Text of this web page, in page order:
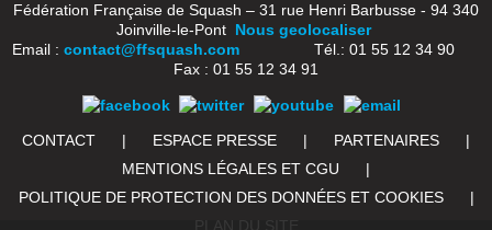
Fédération Française de Squash – 31 rue Henri Barbusse - 94 340
Joinville-le-Pont Nous geolocaliser
Email : contact@ffsquash.comTél.: 01 55 12 34 90
Fax : 01 55 12 34 91
CONTACT | ESPACE PRESSE | PARTENAIRES
|
MENTIONS LÉGALES ET CGU
|
POLITIQUE DE PROTECTION DES DONNÉES ET COOKIES
|